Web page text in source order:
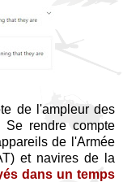
de l'ampleur des
Se rendre compte
de l'Armée
et navires de la
dans un temps